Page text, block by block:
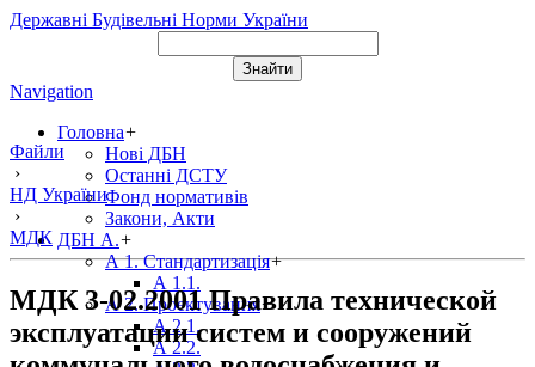
Державні Будівельні Норми України
Navigation
Головна+
Нові ДБН
Останні ДСТУ
Фонд нормативів
Закони, Акти
ДБН А.+
А 1. Стандартизація+
А 1.1.
А 2. Проектування+
А 2.1.
А 2.2.
Файли
›
НД України
›
МДК
МДК 3-02.2001 Правила технической
эксплуатации систем и сооружений